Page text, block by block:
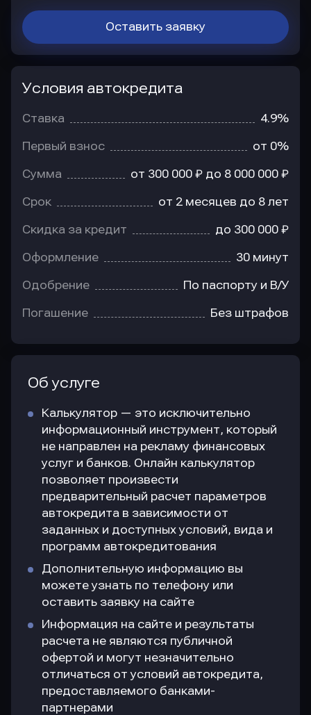
Оставить заявку
Условия автокредита
Ставка 4.9%
Первый взнос от 0%
Сумма от 300 000 ₽ до 8 000 000 ₽
Срок от 2 месяцев до 8 лет
Скидка за кредит до 300 000 ₽
Оформление 30 минут
Одобрение По паспорту и В/У
Погашение Без штрафов
Об услуге
Калькулятор — это исключительно
информационный инструмент, который
не направлен на рекламу финансовых
услуг и банков. Онлайн калькулятор
позволяет произвести
предварительный расчет параметров
автокредита в зависимости от
заданных и доступных условий, вида и
программ автокредитования
Дополнительную информацию вы
можете узнать по телефону или
оставить заявку на сайте
Информация на сайте и результаты
расчета не являются публичной
офертой и могут незначительно
отличаться от условий автокредита,
предоставляемого банками-
партнерами